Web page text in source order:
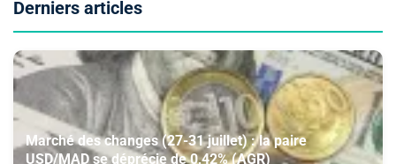
Derniers articles
Marché des changes (27-31 juillet) : la paire
USD/MAD se déprécie de 0,42% (AGR)